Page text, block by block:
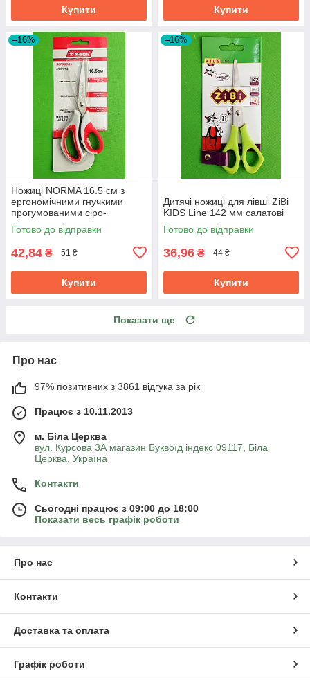
Купити Купити
–16%
Ножиці NORMA 16.5 см з
ергономічними гнучкими
прогумованими сіро-
червоними ручками 1.8 мм
Готово до відправки
42,84 ₴ 51 ₴
Купити
–16%
Дитячі ножиці для лівші ZiBi
KIDS Line 142 мм салатові
Готово до відправки
36,96 ₴ 44 ₴
Купити
Показати ще
Про нас
97% позитивних з 3861 відгука за рік
Працює з 10.11.2013
м. Біла Церква
вул. Курсова 3А магазин Буквоїд індекс 09117, Біла
Церква, Україна
Контакти
Сьогодні працює з 09:00 до 18:00
Показати весь графік роботи
Про нас
Контакти
Доставка та оплата
Графік роботи